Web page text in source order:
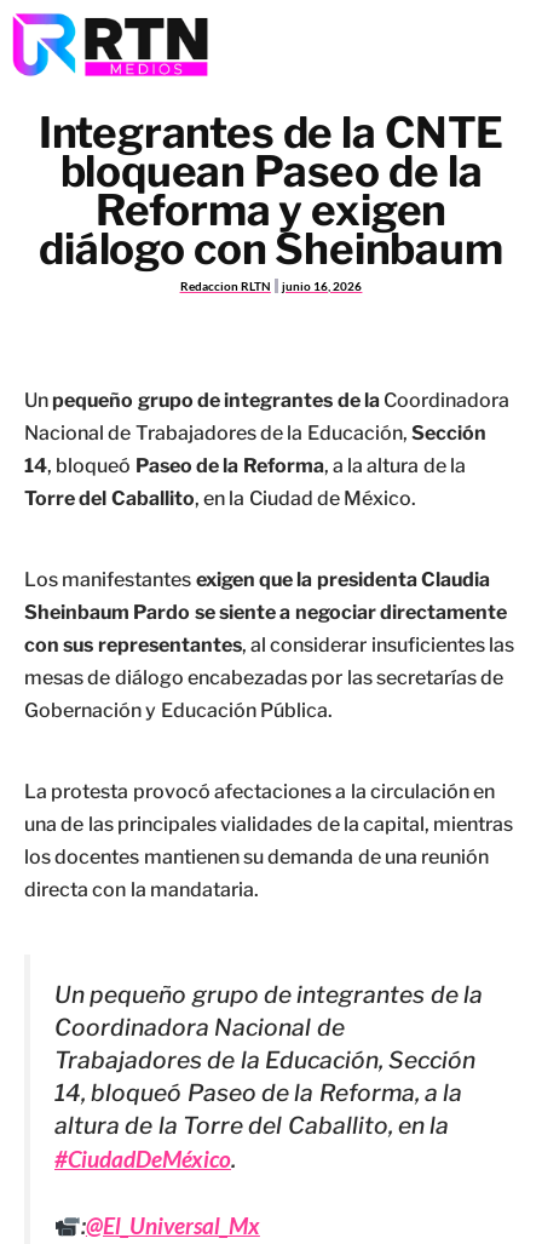
Integrantes de la CNTE
bloquean Paseo de la
Reforma y exigen
diálogo con Sheinbaum
Redaccion RLTN junio 16, 2026
Unpequeño grupo de integrantes de laCoordinadora
Nacional de Trabajadores de la Educación, Sección
14, bloqueó Paseo de la Reforma, a la altura de la
Torre del Caballito, en la Ciudad de México.
Los manifestantes exigen que la presidenta Claudia
Sheinbaum Pardo se siente a negociar directamente
con sus representantes, al considerar insuficientes las
mesas de diálogo encabezadas por las secretarías de
Gobernación y Educación Pública.
La protesta provocó afectaciones a la circulación en
una de las principales vialidades de la capital, mientras
los docentes mantienen su demanda de una reunión
directa con la mandataria.
Un pequeño grupo de integrantes de la
Coordinadora Nacional de
Trabajadores de la Educación, Sección
14, bloqueó Paseo de la Reforma, a la
altura de la Torre del Caballito, en la
#CiudadDeMéxico.
:@El_Universal_Mx